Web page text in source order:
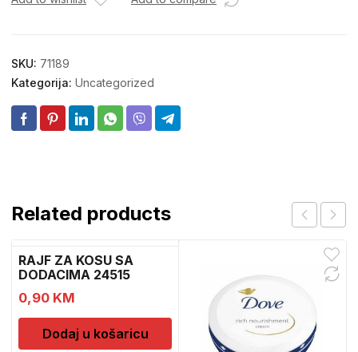
SKU: 71189
Kategorija: Uncategorized
Related products
RAJF ZA KOSU SA
DODACIMA 24515
CH52451
0,90 KM
Dodaj u košaricu